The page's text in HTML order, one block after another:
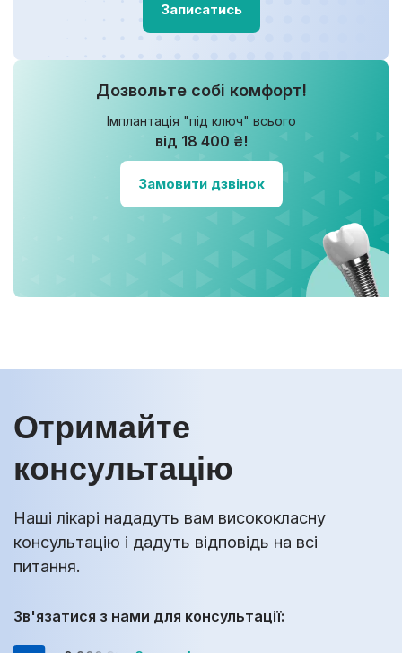
Записатись
Дозвольте собі комфорт!
Імплантація "під ключ" всього
від 18 400 ₴!
Замовити дзвінок
Отримайте
консультацію
Наші лікарі нададуть вам висококласну
консультацію і дадуть відповідь на всі
питання.
Зв'язатися з нами для консультації: